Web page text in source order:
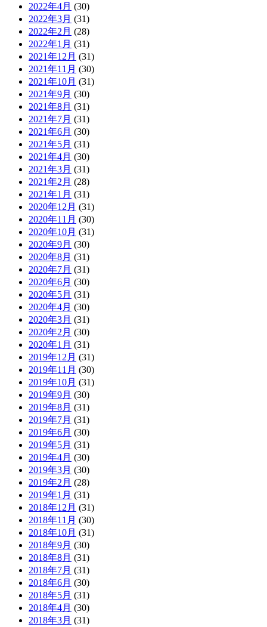
2022年4月 (30)
2022年3月 (31)
2022年2月 (28)
2022年1月 (31)
2021年12月 (31)
2021年11月 (30)
2021年10月 (31)
2021年9月 (30)
2021年8月 (31)
2021年7月 (31)
2021年6月 (30)
2021年5月 (31)
2021年4月 (30)
2021年3月 (31)
2021年2月 (28)
2021年1月 (31)
2020年12月 (31)
2020年11月 (30)
2020年10月 (31)
2020年9月 (30)
2020年8月 (31)
2020年7月 (31)
2020年6月 (30)
2020年5月 (31)
2020年4月 (30)
2020年3月 (31)
2020年2月 (30)
2020年1月 (31)
2019年12月 (31)
2019年11月 (30)
2019年10月 (31)
2019年9月 (30)
2019年8月 (31)
2019年7月 (31)
2019年6月 (30)
2019年5月 (31)
2019年4月 (30)
2019年3月 (30)
2019年2月 (28)
2019年1月 (31)
2018年12月 (31)
2018年11月 (30)
2018年10月 (31)
2018年9月 (30)
2018年8月 (31)
2018年7月 (31)
2018年6月 (30)
2018年5月 (31)
2018年4月 (30)
2018年3月 (31)